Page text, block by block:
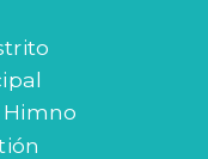
Himno